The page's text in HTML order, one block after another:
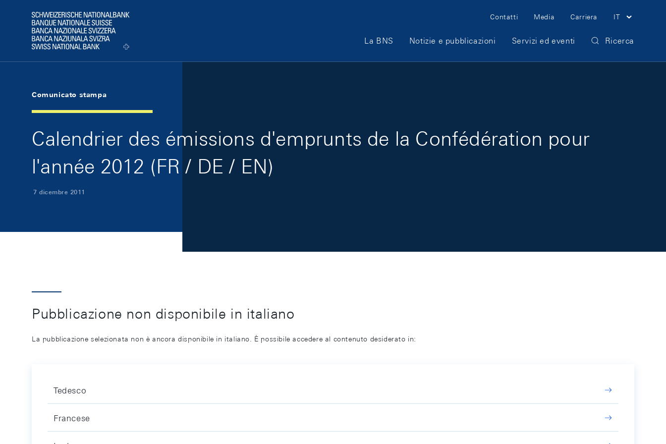
Logo
Meta Navigation
Contatti Media Carriera IT
Main Navigation
La BNS Notizie e pubblicazioni Servizi ed eventi Ricerca
Comunicato stampa
Calendrier des émissions d'emprunts de la Confédération pour
l'année 2012 (FR / DE / EN)
7 dicembre 2011
Pubblicazione non disponibile in italiano
La pubblicazione selezionata non è ancora disponibile in italiano. È possibile accedere al contenuto desiderato in:
Tedesco
Francese